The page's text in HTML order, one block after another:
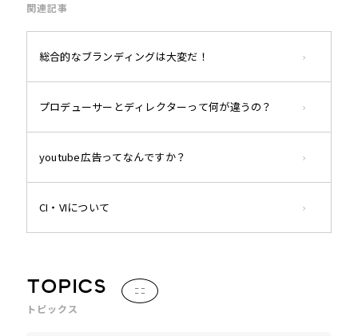
関連記事
総合的なブランディングは大変だ！
プロデューサーとディレクターって何が違うの？
youtube広告ってなんですか？
CI・VIについて
TOPICS
トピックス